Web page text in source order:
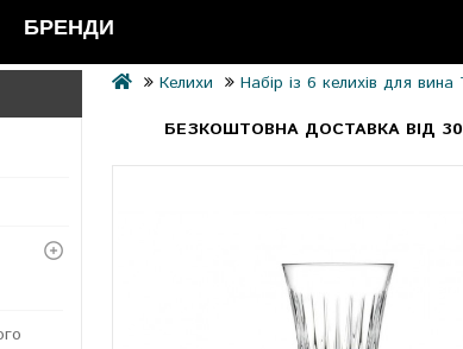
БРЕНДИ
Келихи
Набір із 6 келихів для
БЕЗКОШТОВНА ДОСТАВКА ВІД